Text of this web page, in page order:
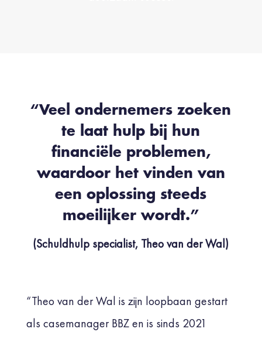
“Veel ondernemers zoeken
te laat hulp bij hun
financiële problemen,
waardoor het vinden van
een oplossing steeds
moeilijker wordt.”
(Schuldhulp specialist, Theo van der Wal)
“Theo van der Wal is zijn loopbaan gestart
als casemanager BBZ en is sinds 2021